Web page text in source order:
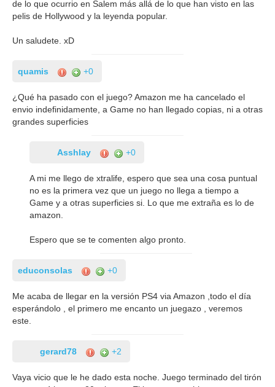
de lo que ocurrio en Salem más allá de lo que han visto en las
pelis de Hollywood y la leyenda popular.
Un saludete. xD
quamis +0
¿Qué ha pasado con el juego? Amazon me ha cancelado el
envio indefinidamente, a Game no han llegado copias, ni a otras
grandes superficies
Asshlay +0
A mi me llego de xtralife, espero que sea una cosa puntual
no es la primera vez que un juego no llega a tiempo a
Game y a otras superficies si. Lo que me extraña es lo de
amazon.
Espero que se te comenten algo pronto.
educonsolas +0
Me acaba de llegar en la versión PS4 via Amazon ,todo el día
esperándolo , el primero me encanto un juegazo , veremos
este.
gerard78 +2
Vaya vicio que le he dado esta noche. Juego terminado del tirón